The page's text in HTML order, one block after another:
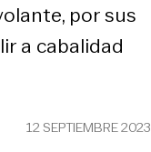
por sus
a cabalidad
12 SEPTIEMBRE 2023